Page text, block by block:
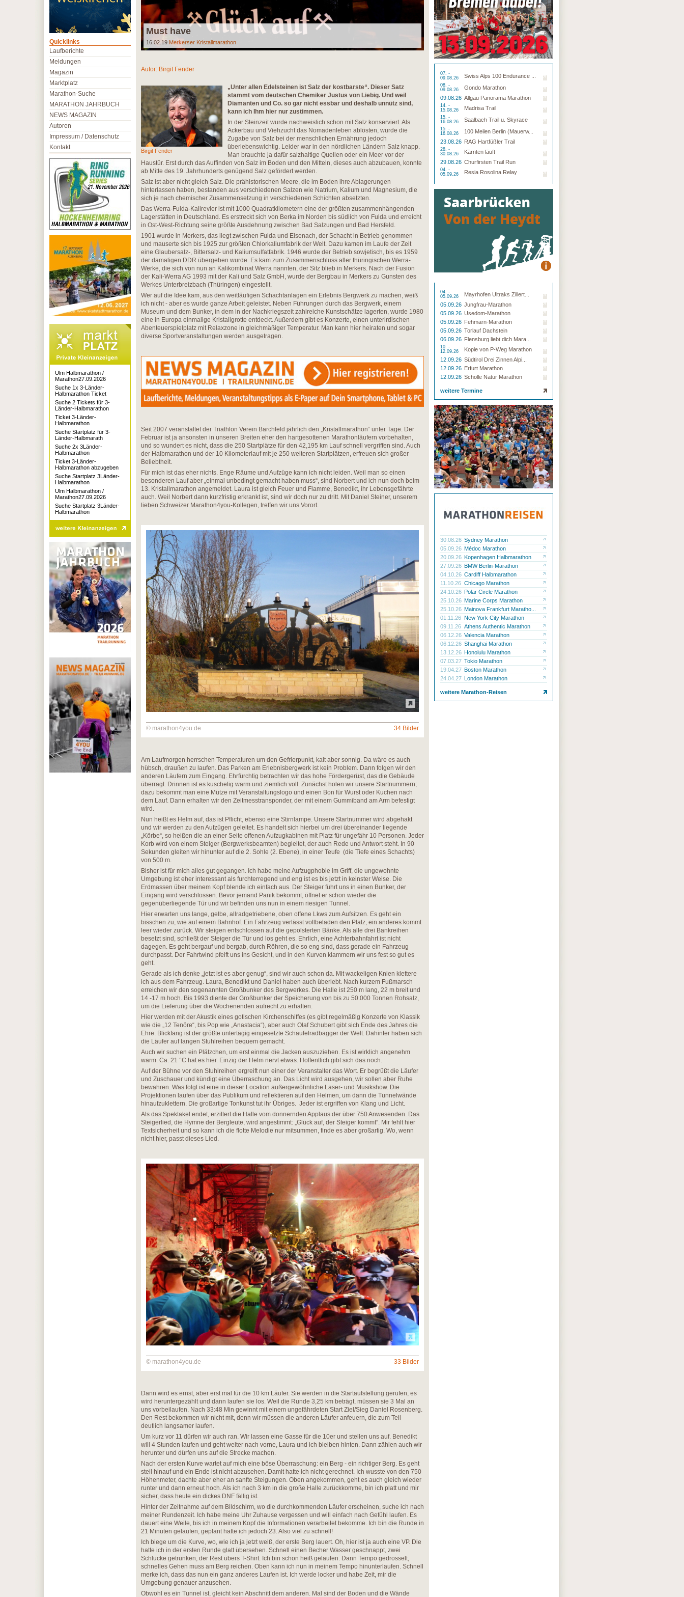
Must have
16.02.19 Merkerser Kristallmarathon
Autor: Birgit Fender
Birgit Fender
„Unter allen Edelsteinen ist Salz der kostbarste“. Dieser Satz
stammt vom deutschen Chemiker Justus von Liebig. Und weil
Diamanten und Co. so gar nicht essbar und deshalb unnütz sind,
kann ich Ihm hier nur zustimmen.
In der Steinzeit wurde nachweislich schon mit Salz konserviert. Als
Ackerbau und Viehzucht das Nomadenleben ablösten, wurde die
Zugabe von Salz bei der menschlichen Ernährung jedoch
überlebenswichtig. Leider war in den nördlichen Ländern Salz knapp.
Man brauchte ja dafür salzhaltige Quellen oder ein Meer vor der
Haustür. Erst durch das Auffinden von Salz im Boden und den Mitteln, dieses auch abzubauen, konnte
ab Mitte des 19. Jahrhunderts genügend Salz gefördert werden.
Salz ist aber nicht gleich Salz. Die prähistorischen Meere, die im Boden ihre Ablagerungen
hinterlassen haben, bestanden aus verschiedenen Salzen wie Natrium, Kalium und Magnesium, die
sich je nach chemischer Zusammensetzung in verschiedenen Schichten absetzten.
Das Werra-Fulda-Kalirevier ist mit 1000 Quadratkilometern eine der größten zusammenhängenden
Lagerstätten in Deutschland. Es erstreckt sich von Berka im Norden bis südlich von Fulda und erreicht
in Ost-West-Richtung seine größte Ausdehnung zwischen Bad Salzungen und Bad Hersfeld.
1901 wurde in Merkers, das liegt zwischen Fulda und Eisenach, der Schacht in Betrieb genommen
und mauserte sich bis 1925 zur größten Chlorkaliumfabrik der Welt. Dazu kamen im Laufe der Zeit
eine Glaubersalz-, Bittersalz- und Kaliumsulfatfabrik. 1946 wurde der Betrieb sowjetisch, bis es 1959
der damaligen DDR übergeben wurde. Es kam zum Zusammenschluss aller thüringischen Werra-
Werke, die sich von nun an Kalikombinat Werra nannten, der Sitz blieb in Merkers. Nach der Fusion
der Kali-Werra AG 1993 mit der Kali und Salz GmbH, wurde der Bergbau in Merkers zu Gunsten des
Werkes Unterbreizbach (Thüringen) eingestellt.
Wer auf die Idee kam, aus den weitläufigen Schachtanlagen ein Erlebnis Bergwerk zu machen, weiß
ich nicht - aber es wurde ganze Arbeit geleistet. Neben Führungen durch das Bergwerk, einem
Museum und dem Bunker, in dem in der Nachkriegszeit zahlreiche Kunstschätze lagerten, wurde 1980
eine in Europa einmalige Kristallgrotte entdeckt. Außerdem gibt es Konzerte, einen unterirdischen
Abenteuerspielplatz mit Relaxzone in gleichmäßiger Temperatur. Man kann hier heiraten und sogar
diverse Sportveranstaltungen werden ausgetragen.
Seit 2007 veranstaltet der Triathlon Verein Barchfeld jährlich den „Kristallmarathon“ unter Tage. Der
Februar ist ja ansonsten in unseren Breiten eher den hartgesottenen Marathonläufern vorbehalten,
und so wundert es nicht, dass die 250 Startplätze für den 42,195 km Lauf schnell vergriffen sind. Auch
der Halbmarathon und der 10 Kilometerlauf mit je 250 weiteren Startplätzen, erfreuen sich großer
Beliebtheit.
Für mich ist das eher nichts. Enge Räume und Aufzüge kann ich nicht leiden. Weil man so einen
besonderen Lauf aber „einmal unbedingt gemacht haben muss“, sind Norbert und ich nun doch beim
13. Kristallmarathon angemeldet. Laura ist gleich Feuer und Flamme, Benedikt, ihr Lebensgefährte
auch. Weil Norbert dann kurzfristig erkrankt ist, sind wir doch nur zu dritt. Mit Daniel Steiner, unserem
lieben Schweizer Marathon4you-Kollegen, treffen wir uns Vorort.
© marathon4you.de 34 Bilder
Am Laufmorgen herrschen Temperaturen um den Gefrierpunkt, kalt aber sonnig. Da wäre es auch
hübsch, draußen zu laufen. Das Parken am Erlebnisbergwerk ist kein Problem. Dann folgen wir den
anderen Läufern zum Eingang. Ehrfürchtig betrachten wir das hohe Fördergerüst, das die Gebäude
überragt. Drinnen ist es kuschelig warm und ziemlich voll. Zunächst holen wir unsere Startnummern;
dazu bekommt man eine Mütze mit Veranstaltungslogo und einen Bon für Wurst oder Kuchen nach
dem Lauf. Dann erhalten wir den Zeitmesstransponder, der mit einem Gummiband am Arm befestigt
wird.
Nun heißt es Helm auf, das ist Pflicht, ebenso eine Stirnlampe. Unsere Startnummer wird abgehakt
und wir werden zu den Aufzügen geleitet. Es handelt sich hierbei um drei übereinander liegende
„Körbe“, so heißen die an einer Seite offenen Aufzugkabinen mit Platz für ungefähr 10 Personen. Jeder
Korb wird von einem Steiger (Bergwerksbeamten) begleitet, der auch Rede und Antwort steht. In 90
Sekunden gleiten wir hinunter auf die 2. Sohle (2. Ebene), in einer Teufe (die Tiefe eines Schachts)
von 500 m.
Bisher ist für mich alles gut gegangen. Ich habe meine Aufzugphobie im Griff, die ungewohnte
Umgebung ist eher interessant als furchterregend und eng ist es bis jetzt in keinster Weise. Die
Erdmassen über meinem Kopf blende ich einfach aus. Der Steiger führt uns in einen Bunker, der
Eingang wird verschlossen. Bevor jemand Panik bekommt, öffnet er schon wieder die
gegenüberliegende Tür und wir befinden uns nun in einem riesigen Tunnel.
Hier erwarten uns lange, gelbe, allradgetriebene, oben offene Lkws zum Aufsitzen. Es geht ein
bisschen zu, wie auf einem Bahnhof. Ein Fahrzeug verlässt vollbeladen den Platz, ein anderes kommt
leer wieder zurück. Wir steigen entschlossen auf die gepolsterten Bänke. Als alle drei Bankreihen
besetzt sind, schließt der Steiger die Tür und los geht es. Ehrlich, eine Achterbahnfahrt ist nicht
dagegen. Es geht bergauf und bergab, durch Röhren, die so eng sind, dass gerade ein Fahrzeug
durchpasst. Der Fahrtwind pfeift uns ins Gesicht, und in den Kurven klammern wir uns fest so gut es
geht.
Gerade als ich denke „jetzt ist es aber genug“, sind wir auch schon da. Mit wackeligen Knien klettere
ich aus dem Fahrzeug. Laura, Benedikt und Daniel haben auch überlebt. Nach kurzem Fußmarsch
erreichen wir den sogenannten Großbunker des Bergwerkes. Die Halle ist 250 m lang, 22 m breit und
14 -17 m hoch. Bis 1993 diente der Großbunker der Speicherung von bis zu 50.000 Tonnen Rohsalz,
um die Lieferung über die Wochenenden aufrecht zu erhalten.
Hier werden mit der Akustik eines gotischen Kirchenschiffes (es gibt regelmäßig Konzerte von Klassik
wie die „12 Tenöre“, bis Pop wie „Anastacia“), aber auch Olaf Schubert gibt sich Ende des Jahres die
Ehre. Blickfang ist der größte untertägig eingesetzte Schaufelradbagger der Welt. Dahinter haben sich
die Läufer auf langen Stuhlreihen bequem gemacht.
Auch wir suchen ein Plätzchen, um erst einmal die Jacken auszuziehen. Es ist wirklich angenehm
warm. Ca. 21 °C hat es hier. Einzig der Helm nervt etwas. Hoffentlich gibt sich das noch.
Auf der Bühne vor den Stuhlreihen ergreift nun einer der Veranstalter das Wort. Er begrüßt die Läufer
und Zuschauer und kündigt eine Überraschung an. Das Licht wird ausgehen, wir sollen aber Ruhe
bewahren. Was folgt ist eine in dieser Location außergewöhnliche Laser- und Musikshow. Die
Projektionen laufen über das Publikum und reflektieren auf den Helmen, um dann die Tunnelwände
hinaufzuklettern. Die großartige Tonkunst tut ihr Übriges. Jeder ist ergriffen von Klang und Licht.
Als das Spektakel endet, erzittert die Halle vom donnernden Applaus der über 750 Anwesenden. Das
Steigerlied, die Hymne der Bergleute, wird angestimmt: „Glück auf, der Steiger kommt“. Mir fehlt hier
Textsicherheit und so kann ich die flotte Melodie nur mitsummen, finde es aber großartig. Wo, wenn
nicht hier, passt dieses Lied.
© marathon4you.de 33 Bilder
Dann wird es ernst, aber erst mal für die 10 km Läufer. Sie werden in die Startaufstellung gerufen, es
wird heruntergezählt und dann laufen sie los. Weil die Runde 3,25 km beträgt, müssen sie 3 Mal an
uns vorbeilaufen. Nach 33:48 Min gewinnt mit einem ungefährdeten Start Ziel/Sieg Daniel Rosenberg.
Den Rest bekommen wir nicht mit, denn wir müssen die anderen Läufer anfeuern, die zum Teil
deutlich langsamer laufen.
Um kurz vor 11 dürfen wir auch ran. Wir lassen eine Gasse für die 10er und stellen uns auf. Benedikt
will 4 Stunden laufen und geht weiter nach vorne, Laura und ich bleiben hinten. Dann zählen auch wir
herunter und dürfen uns auf die Strecke machen.
Nach der ersten Kurve wartet auf mich eine böse Überraschung: ein Berg - ein richtiger Berg. Es geht
steil hinauf und ein Ende ist nicht abzusehen. Damit hatte ich nicht gerechnet. Ich wusste von den 750
Höhenmeter, dachte aber eher an sanfte Steigungen. Oben angekommen, geht es auch gleich wieder
runter und dann erneut hoch. Als ich nach 3 km in die große Halle zurückkomme, bin ich platt und mir
sicher, dass heute ein dickes DNF fällig ist.
Hinter der Zeitnahme auf dem Bildschirm, wo die durchkommenden Läufer erscheinen, suche ich nach
meiner Rundenzeit. Ich habe meine Uhr Zuhause vergessen und will einfach nach Gefühl laufen. Es
dauert eine Weile, bis ich in meinem Kopf die Informationen verarbeitet bekomme. Ich bin die Runde in
21 Minuten gelaufen, geplant hatte ich jedoch 23. Also viel zu schnell!
Ich biege um die Kurve, wo, wie ich ja jetzt weiß, der erste Berg lauert. Oh, hier ist ja auch eine VP. Die
hatte ich in der ersten Runde glatt übersehen. Schnell einen Becher Wasser geschnappt, zwei
Schlucke getrunken, der Rest übers T-Shirt. Ich bin schon heiß gelaufen. Dann Tempo gedrosselt,
schnelles Gehen muss am Berg reichen. Oben kann ich nun in meinem Tempo hinunterlaufen. Schnell
merke ich, dass das nun ein ganz anderes Laufen ist. Ich werde locker und habe Zeit, mir die
Umgebung genauer anzusehen.
Obwohl es ein Tunnel ist, gleicht kein Abschnitt dem anderen. Mal sind der Boden und die Wände
07. -
09.08.26
Swiss Alps 100 Endurance ...
08. -
09.08.26
Gondo Marathon
09.08.26 Allgäu Panorama Marathon
14. -
15.08.26
Madrisa Trail
15. -
16.08.26
Saalbach Trail u. Skyrace
15. -
16.08.26
100 Meilen Berlin (Mauerw...
23.08.26 RAG Hartfüßler Trail
28. -
30.08.26
Kärnten läuft
29.08.26 Churfirsten Trail Run
04. -
05.09.26
Resia Rosolina Relay
04. -
05.09.26
Mayrhofen Ultraks Zillert...
05.09.26 Jungfrau-Marathon
05.09.26 Usedom-Marathon
05.09.26 Fehmarn-Marathon
05.09.26 Torlauf Dachstein
06.09.26 Flensburg liebt dich Mara...
10. -
12.09.26
Kopie von P-Weg Marathon
12.09.26 Südtirol Drei Zinnen Alpi...
12.09.26 Erfurt Marathon
12.09.26 Scholle Natur Marathon
weitere Termine
30.08.26 Sydney Marathon
05.09.26 Médoc Marathon
20.09.26 Kopenhagen Halbmarathon
27.09.26 BMW Berlin-Marathon
04.10.26 Cardiff Halbmarathon
11.10.26 Chicago Marathon
24.10.26 Polar Circle Marathon
25.10.26 Marine Corps Marathon
25.10.26 Mainova Frankfurt Maratho...
01.11.26 New York City Marathon
09.11.26 Athens Authentic Marathon
06.12.26 Valencia Marathon
06.12.26 Shanghai Marathon
13.12.26 Honolulu Marathon
07.03.27 Tokio Marathon
19.04.27 Boston Marathon
24.04.27 London Marathon
weitere Marathon-Reisen
Quicklinks
Laufberichte
Meldungen
Magazin
Marktplatz
Marathon-Suche
MARATHON JAHRBUCH
NEWS MAGAZIN
Autoren
Impressum / Datenschutz
Kontakt
Ulm Halbmarathon /
Marathon27.09.2026
Suche 1x 3-Länder-
Halbmarathon Ticket
Suche 2 Tickets für 3-
Länder-Halbmarathon
Ticket 3-Länder-
Halbmarathon
Suche Startplatz für 3-
Länder-Halbmarath
Suche 2x 3Länder-
Halbmarathon
Ticket 3-Länder-
Halbmarathon abzugeben
Suche Startplatz 3Länder-
Halbmarathon
Ulm Halbmarathon /
Marathon27.09.2026
Suche Startplatz 3Länder-
Halbmarathon